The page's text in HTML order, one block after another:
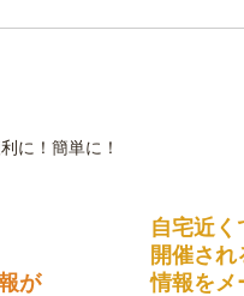
が
自宅近く
開催され
情報をメ